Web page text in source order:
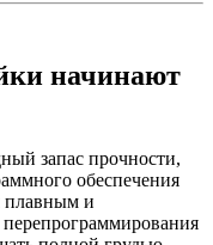
начинают
запас прочности,
обеспечения
плавным и